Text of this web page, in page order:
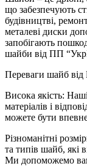
що забезпечують
будівництві,
металеві диски
запобігають
шайби від ПП
Переваги шайб
Висока якість:
матеріалів і
можете бути
Різноманітні
та типів шайб, які
Ми допоможемо